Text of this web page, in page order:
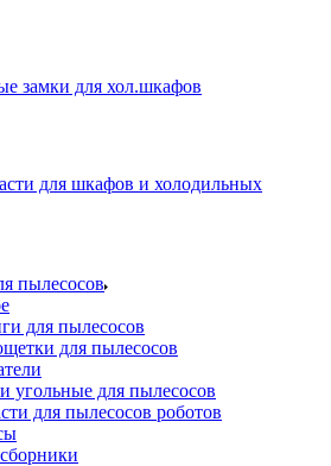
замки для хол.шкафов
для шкафов и холодильных
пылесосов
для пылесосов
для пылесосов
угольные для пылесосов
для пылесосов роботов